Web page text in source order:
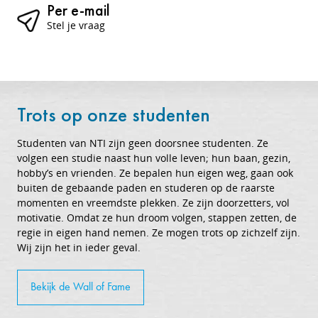
Per e-mail
Stel je vraag
Trots op onze studenten
Studenten van NTI zijn geen doorsnee studenten. Ze
volgen een studie naast hun volle leven; hun baan, gezin,
hobby’s en vrienden. Ze bepalen hun eigen weg, gaan ook
buiten de gebaande paden en studeren op de raarste
momenten en vreemdste plekken. Ze zijn doorzetters, vol
motivatie. Omdat ze hun droom volgen, stappen zetten, de
regie in eigen hand nemen. Ze mogen trots op zichzelf zijn.
Wij zijn het in ieder geval.
Bekijk de Wall of Fame